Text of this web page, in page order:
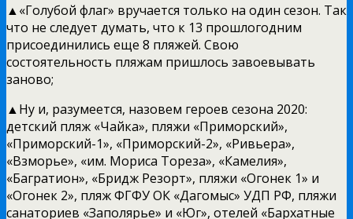
▲«Голубой флаг» вручается только на один сезон. Так
что не следует думать, что к 13 прошлогодним
присоединились еще 8 пляжей. Свою
состоятельность пляжам пришлось завоевывать
заново;
▲Ну и, разумеется, назовем героев сезона 2020:
детский пляж «Чайка», пляжи «Приморский»,
«Приморский-1», «Приморский-2», «Ривьера»,
«Взморье», «им. Мориса Тореза», «Камелия»,
«Багратион», «Бридж Резорт», пляжи «Огонек 1» и
«Огонек 2», пляж ФГФУ ОК «Дагомыс» УДП РФ, пляжи
санаториев «Заполярье» и «Юг», отелей «Бархатные